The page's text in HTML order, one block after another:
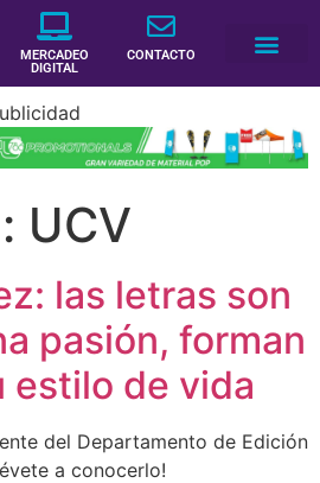
MERCADEO
DIGITAL
CONTACTO
UCV
las letras son
pasión, forman
estilo de vida
del Departamento de Edición
a conocerlo!